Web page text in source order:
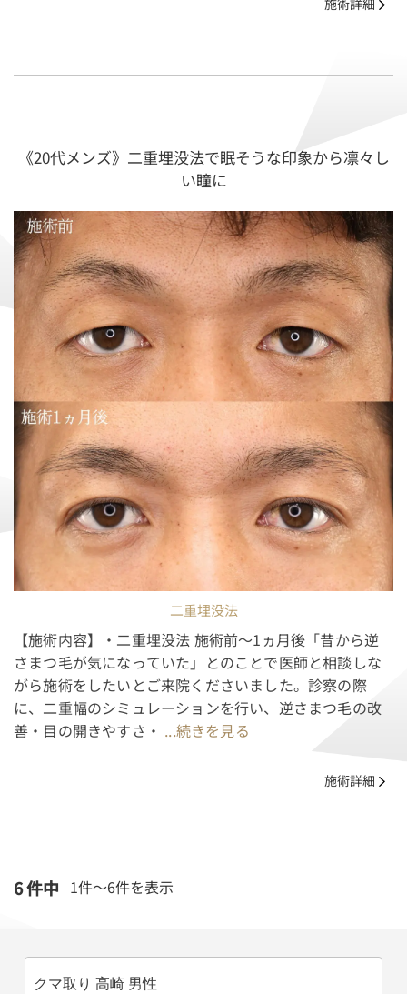
《20代メンズ》二重埋没法で眠そうな印象から凛々し
い瞳に
二重埋没法
【施術内容】・二重埋没法 施術前～1ヵ月後「昔から逆
さまつ毛が気になっていた」とのことで医師と相談しな
がら施術をしたいとご来院くださいました。診察の際
に、二重幅のシミュレーションを行い、逆さまつ毛の改
善・目の開きやすさ・ ...続きを見る
施術詳細
6 件中 1件～6件を表示